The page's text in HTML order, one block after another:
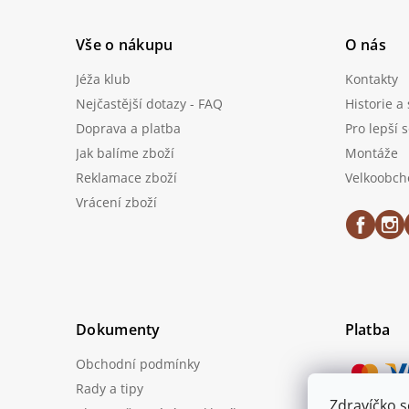
Vše o nákupu
Jéža klub
Nejčastější dotazy - FAQ
Doprava a platba
Jak balíme zboží
Reklamace zboží
Vrácení zboží
O nás
Kontakty
Historie a
Pro lepší
Montáže
Dokumenty
Obchodní podmínky
Rady a tipy
Platba